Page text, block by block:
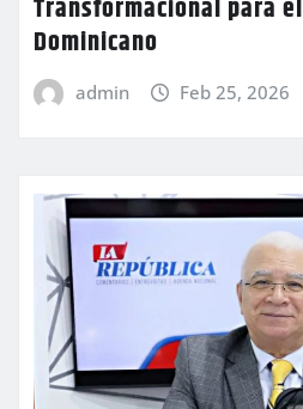
Transformacional para
Dominicano
admin Feb 25, 2026